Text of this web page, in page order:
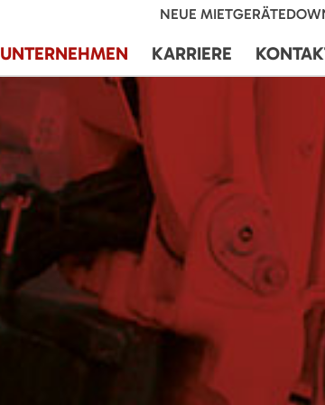
NEUE MIETGERÄTE
UNTERNEHMEN KARRIERE